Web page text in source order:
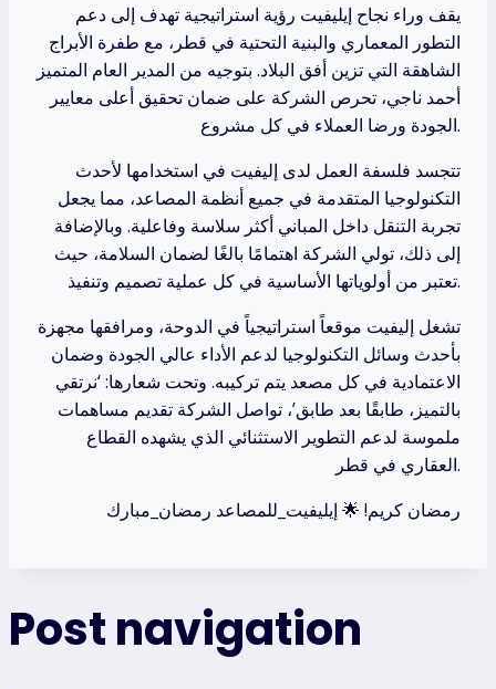
يقف وراء نجاح إيليفيت رؤية استراتيجية تهدف إلى دعم
التطور المعماري والبنية التحتية في قطر، مع طفرة الأبراج
الشاهقة التي تزين أفق البلاد. بتوجيه من المدير العام المتميز
أحمد ناجي، تحرص الشركة على ضمان تحقيق أعلى معايير
الجودة ورضا العملاء في كل مشروع.
تتجسد فلسفة العمل لدى إليفيت في استخدامها لأحدث
التكنولوجيا المتقدمة في جميع أنظمة المصاعد، مما يجعل
تجربة التنقل داخل المباني أكثر سلاسة وفاعلية. وبالإضافة
إلى ذلك، تولي الشركة اهتمامًا بالغًا لضمان السلامة، حيث
تعتبر من أولوياتها الأساسية في كل عملية تصميم وتنفيذ.
تشغل إليفيت موقعاً استراتيجياً في الدوحة، ومرافقها مجهزة
بأحدث وسائل التكنولوجيا لدعم الأداء عالي الجودة وضمان
الاعتمادية في كل مصعد يتم تركيبه. وتحت شعارها: ‘نرتقي
بالتميز، طابقًا بعد طابق’، تواصل الشركة تقديم مساهمات
ملموسة لدعم التطوير الاستثنائي الذي يشهده القطاع
العقاري في قطر.
رمضان كريم! 🌟 إيليفيت_للمصاعد رمضان_مبارك
Post navigation